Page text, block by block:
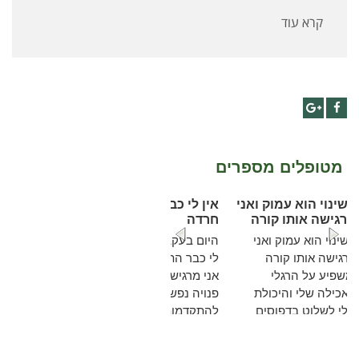
קרא עוד
מטופלים מספרים
השינוי הוא עמוק ואני
מרגישה אותו קורה
השינוי הוא עמוק ואני
מרגישה אותו קורה
ומשפיע על הרגלי
האכילה שלי והיכולת
שלי לשלוט בדפוסים